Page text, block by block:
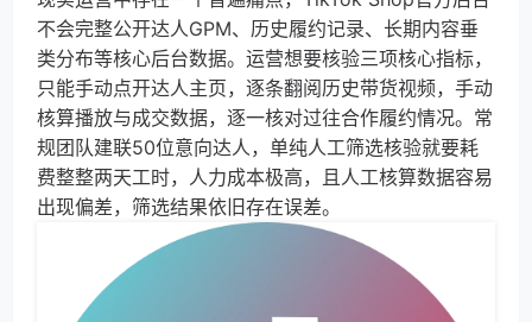
不会完整公开达人GPM、历史履约记录、长期内容垂
类分布等核心后台数据。运营想要核验三项核心指标，
只能手动点开达人主页，逐条翻阅历史带货视频，手动
核算播放与成交数据，逐一核对过往合作履约情况。常
规团队建联50位意向达人，单纯人工筛选核验就要耗
费整整两天工时，人力成本极高，且人工核算数据容易
出现偏差，筛选结果依旧存在误差。